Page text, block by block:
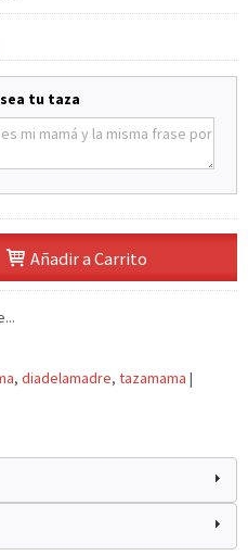
tu taza
Añadir a Carrito
diadelamadre tazamama |